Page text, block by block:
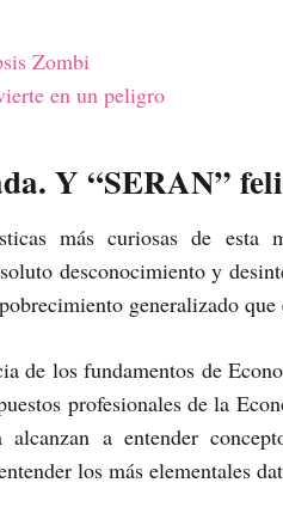
Zombi
en un peligro
Y “SERAN”
más curiosas de
desconocimiento y
generalizado que
de los fundamentos de
profesionales de la
a entender
los más elementales